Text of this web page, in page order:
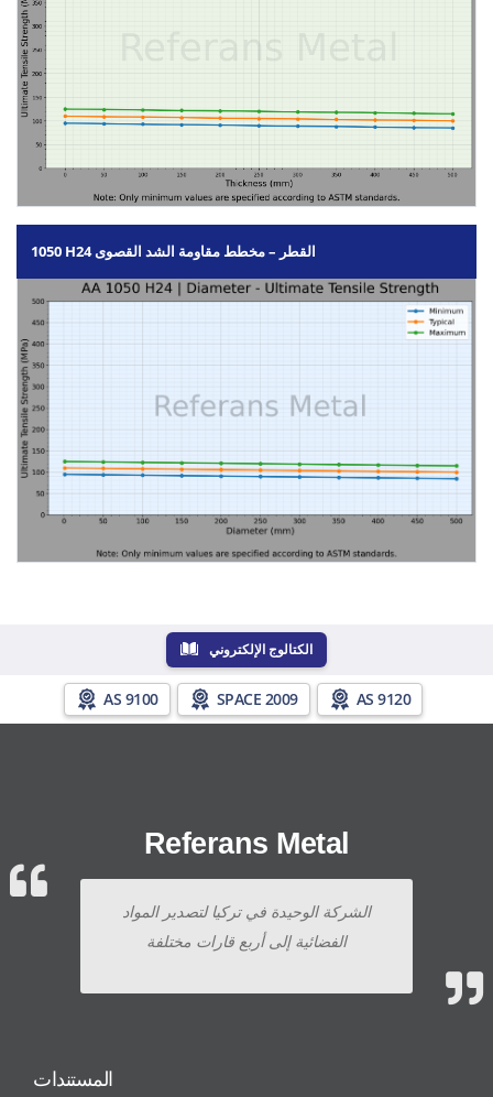
1050 H24 القطر – مخطط مقاومة الشد القصوى
الكتالوج الإلكتروني
AS 9100 SPACE 2009 AS 9120
Referans Metal
الشركة الوحيدة في تركيا لتصدير المواد
الفضائية إلى أربع قارات مختلفة
المستندات